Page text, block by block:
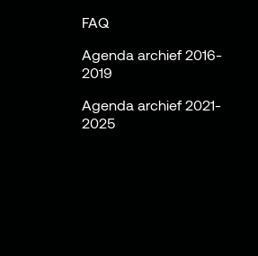
FAQ
Agenda archief 2016-
2019
Agenda archief 2021-
2025